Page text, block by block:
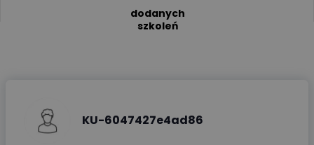
dodanych
szkoleń
KU-6047427e4ad86